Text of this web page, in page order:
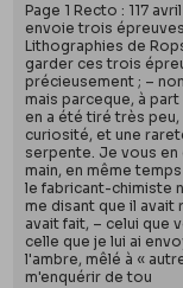
Page 1 Recto : 117
envoie trois
Lithographies de
garder ces trois
précieusement ; –
mais parceque, à
en a été tiré très peu,
curiosité, et une
serpente. Je vous en
main, en même
le fabricant-chimiste
me disant que il
avait fait, – celui que
celle que je lui ai
l'ambre, mêlé à «
m'enquérir de tou